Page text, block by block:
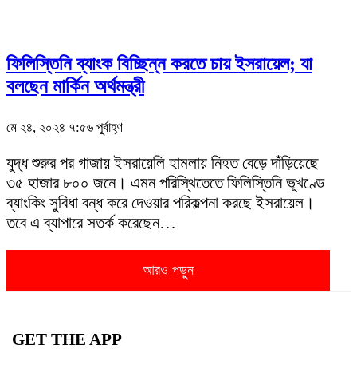
ফিলিস্তিনি ব্যাংক বিচ্ছিন্ন করতে চায় ইসরায়েল; যা
বলছেন মার্কিন অর্থমন্ত্রী
মে ২৪, ২০২৪ ৭:৫৬ পূর্বাহ্ণ
যুদ্ধ শুরুর পর গাজায় ইসরায়েলি হামলায় নিহত বেড়ে দাঁড়িয়েছে
৩৫ হাজার ৮০০ জনে। এমন পরিস্থিতেতে ফিলিস্তিনি ভূখণ্ডে
ব্যাংকিং সুবিধা বন্ধ করে দেওয়ার পরিকল্পনা করছে ইসরায়েল।
তবে এ ব্যাপারে সতর্ক করেছেন…
আরও পড়ুন
GET THE APP